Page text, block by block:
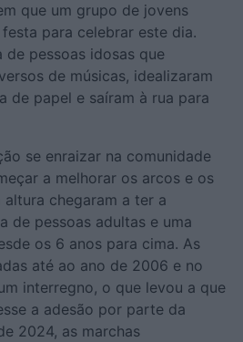
que um grupo de jovens
para celebrar este dia.
de pessoas idosas que
de músicas, idealizaram
de papel e saíram à rua para
se enraizar na comunidade
a melhorar os arcos e os
chegaram a ter a
de pessoas adultas e uma
os 6 anos para cima. As
até ao ano de 2006 e no
interregno, o que levou a que
a adesão por parte da
2024, as marchas